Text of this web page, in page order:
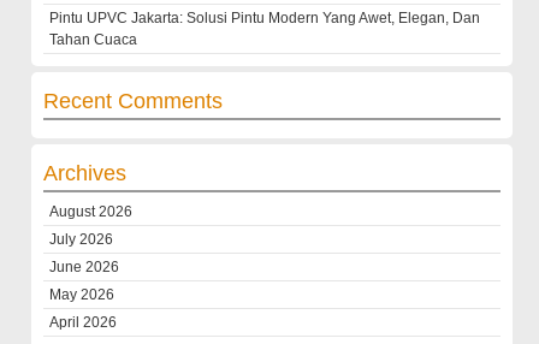
Pintu UPVC Jakarta: Solusi Pintu Modern Yang Awet, Elegan, Dan
Tahan Cuaca
Recent Comments
Archives
August 2026
July 2026
June 2026
May 2026
April 2026